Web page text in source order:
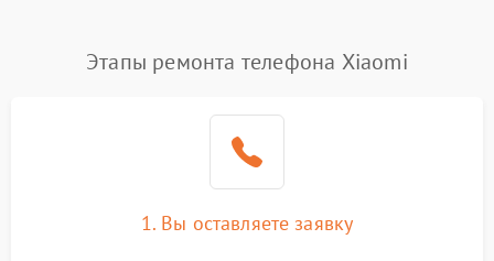
Не работает Face ID 4000 ₽ Подробнее →
Этапы ремонта телефона Xiaomi
1. Вы оставляете заявку